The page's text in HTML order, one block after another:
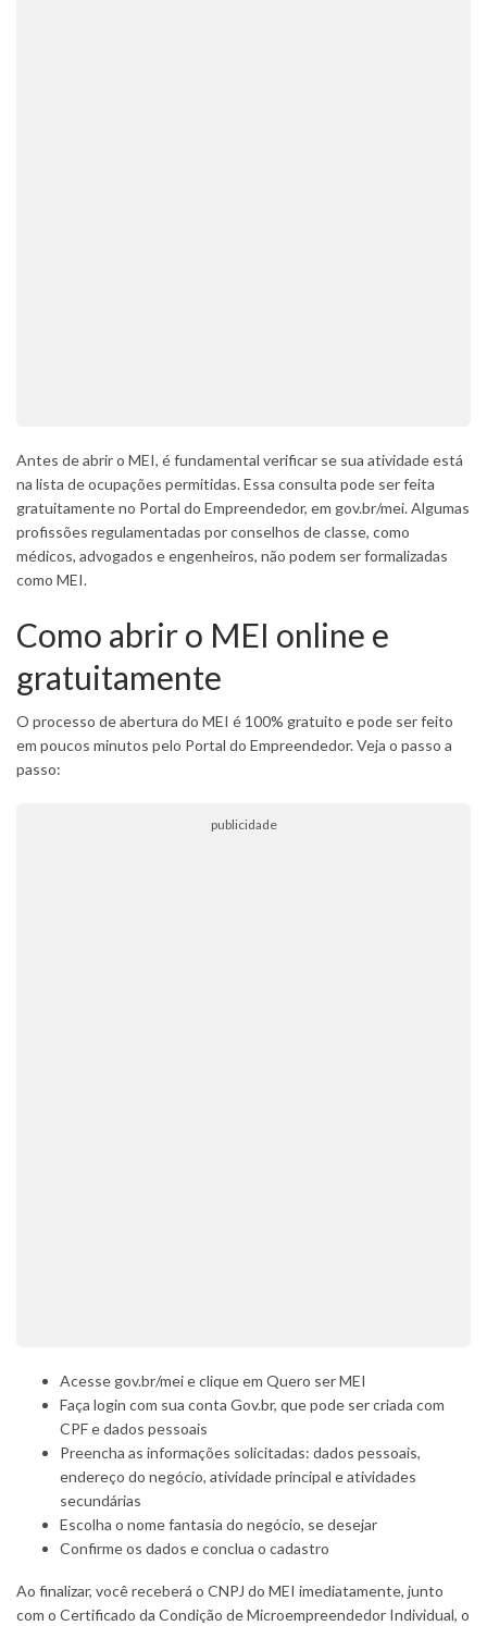
Antes de abrir o MEI, é fundamental verificar se sua atividade está
na lista de ocupações permitidas. Essa consulta pode ser feita
gratuitamente no Portal do Empreendedor, em gov.br/mei. Algumas
profissões regulamentadas por conselhos de classe, como
médicos, advogados e engenheiros, não podem ser formalizadas
como MEI.
Como abrir o MEI online e
gratuitamente
O processo de abertura do MEI é 100% gratuito e pode ser feito
em poucos minutos pelo Portal do Empreendedor. Veja o passo a
passo:
publicidade
Acesse gov.br/mei e clique em Quero ser MEI
Faça login com sua conta Gov.br, que pode ser criada com
CPF e dados pessoais
Preencha as informações solicitadas: dados pessoais,
endereço do negócio, atividade principal e atividades
secundárias
Escolha o nome fantasia do negócio, se desejar
Confirme os dados e conclua o cadastro
Ao finalizar, você receberá o CNPJ do MEI imediatamente, junto
com o Certificado da Condição de Microempreendedor Individual, o